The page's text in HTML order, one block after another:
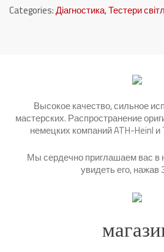
Categories:Діагностика,Тестери
Высокое качество, сильное
мастерских. Распространение
немецких компаний ATH-Heinl и
Мы сердечно приглашаем вас в
увидеть его, нажав